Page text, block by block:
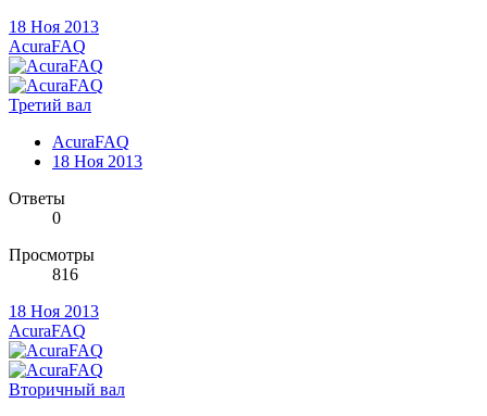
18 Ноя 2013
AcuraFAQ
Третий вал
AcuraFAQ
18 Ноя 2013
Ответы
0
Просмотры
816
18 Ноя 2013
AcuraFAQ
Вторичный вал